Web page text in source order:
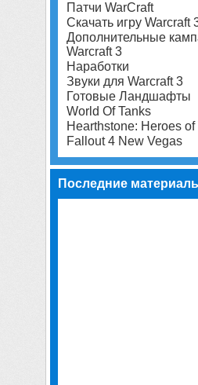
Патчи WarCraft
Скачать игру Warcraft 3
Дополнительные
Warcraft 3
Наработки
Звуки для Warcraft 3
Готовые Ландшафты
World Of Tanks
Hearthstone: Heroes of
Fallout 4 New Vegas
Последние